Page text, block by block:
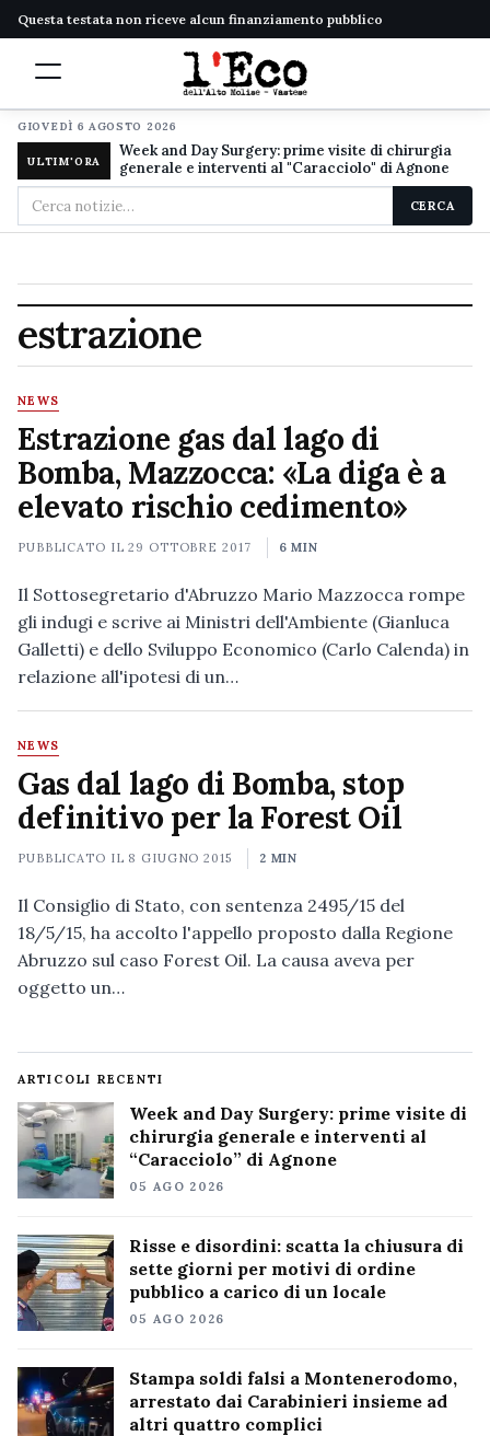
Questa testata non riceve alcun finanziamento pubblico
GIOVEDÌ 6 AGOSTO 2026
ULTIM'ORA
Week and Day Surgery: prime visite di chirurgia
generale e interventi al "Caracciolo" di Agnone
Cerca
nel
CERCA
estrazione
NEWS
Estrazione gas dal lago di
Bomba, Mazzocca: «La diga è a
elevato rischio cedimento»
PUBBLICATO IL29 OTTOBRE 2017 6 MIN
Il Sottosegretario d'Abruzzo Mario Mazzocca rompe
gli indugi e scrive ai Ministri dell'Ambiente (Gianluca
Galletti) e dello Sviluppo Economico (Carlo Calenda) in
relazione all'ipotesi di un…
NEWS
Gas dal lago di Bomba, stop
definitivo per la Forest Oil
PUBBLICATO IL 8 GIUGNO 2015 2 MIN
Il Consiglio di Stato, con sentenza 2495/15 del
18/5/15, ha accolto l'appello proposto dalla Regione
Abruzzo sul caso Forest Oil. La causa aveva per
oggetto un…
ARTICOLI RECENTI
Week and Day Surgery: prime visite di
chirurgia generale e interventi al
“Caracciolo” di Agnone
05 AGO 2026
Risse e disordini: scatta la chiusura di
sette giorni per motivi di ordine
pubblico a carico di un locale
05 AGO 2026
Stampa soldi falsi a Montenerodomo,
arrestato dai Carabinieri insieme ad
altri quattro complici